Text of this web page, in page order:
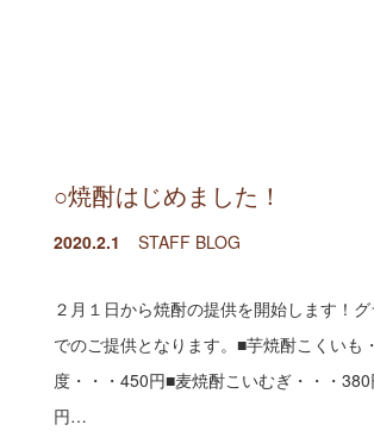
○焼酎はじめました！
2020.2.1 STAFF BLOG
２月１日から焼酎の提供を開始します！
でのご提供となります。■芋焼酎こくいも
度・・・450円■麦焼酎こいむぎ・・・
円…